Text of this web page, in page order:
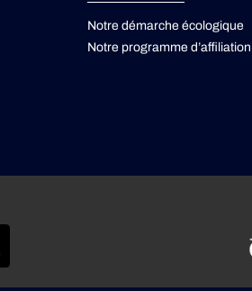
Notre démarche écologique
Notre programme d’affiliation